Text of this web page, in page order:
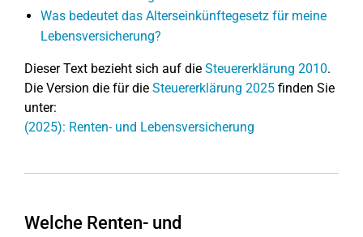
Was bedeutet das Alterseinkünftegesetz für meine
Lebensversicherung?
Dieser Text bezieht sich auf die Steuererklärung 2010.
Die Version die für die Steuererklärung 2025 finden Sie
unter:
(2025): Renten- und Lebensversicherung
Welche Renten- und